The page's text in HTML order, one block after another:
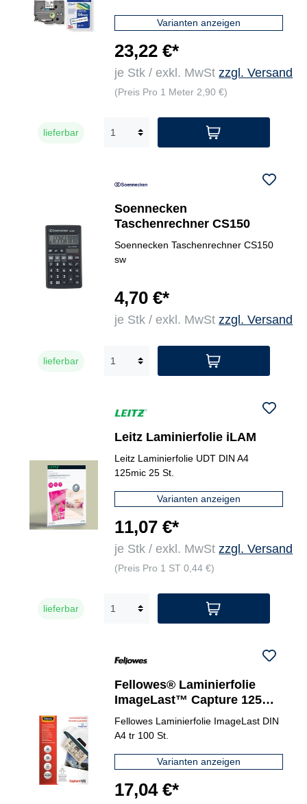
Varianten anzeigen
23,22 €*
je Stk / exkl. MwStzzgl. Versand
(Preis Pro 1 Meter 2,90 €)
lieferbar
Soennecken
Taschenrechner CS150
Soennecken Taschenrechner CS150
sw
4,70 €*
je Stk / exkl. MwStzzgl. Versand
lieferbar
Leitz Laminierfolie iLAM
Leitz Laminierfolie UDT DIN A4
125mic 25 St.
Varianten anzeigen
11,07 €*
je Stk / exkl. MwStzzgl. Versand
(Preis Pro 1 ST 0,44 €)
lieferbar
Fellowes® Laminierfolie
ImageLast™ Capture 125
216 x 303 mm (B x H) DIN A4
Fellowes Laminierfolie ImageLast DIN
A4 tr 100 St.
Varianten anzeigen
17,04 €*